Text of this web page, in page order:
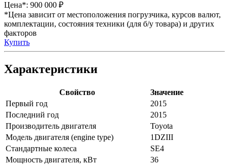
Цена*: 900 000 ₽
*Цена зависит от местоположения погрузчика, курсов валют,
комплектации, состояния техники (для б/у товара) и других
факторов
Купить
Характеристики
Свойство
Значение
Первый год
2015
Последний год
2015
Производитель двигателя
Toyota
Модель двигателя (engine type)
1DZIII
Стандартные колеса
SE4
Мощность двигателя, кВт
36